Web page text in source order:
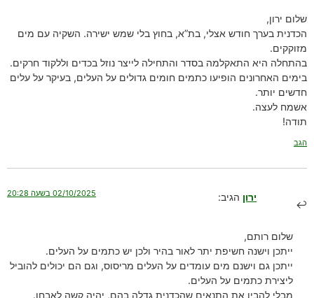
שלום ירון,
הכדנית בערך חודש אצלי, בת”א, בחוץ בלי שמש ישירה. השקיה עם מים
מזוקקים.
בהתחלה היא התאקלמה בסדר והתחילה לייצר נוזל בכדים וללקוד חרקים.
בימים האחרונים הופיעו כתמים חומים גדולים על העלים, בעיקר על עלים
חדשים יותר.
אשמח לעצה.
תודה!
הגב
ירון הגיב: 02/10/2025 בשעה 20:28
שלום רותם,
ייתכן וישנה חשיפת יתר לאור בהיר ולכן יש כתמים על העלים.
ייתכן גם וישנם מים עומדים על העלים מריסוס, וגם הם יכולים להוביל
ליצירת כתמים על העלים.
מבלי להבין את התנאים שהכדנית גדלה בהם, יהיה קשה לאבחן.